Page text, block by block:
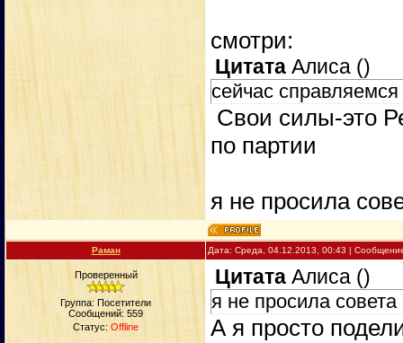
смотри:
Цитата Алиса ()
сейчас
Свои силы-это
по партии
я не просила
Раман Дата: Среда, 04.12.2013, 00:43 |
Проверенный
Группа: Посетители
Сообщений: 559
Статус: Offline
Цитата Алиса ()
я не просила совета
А я просто